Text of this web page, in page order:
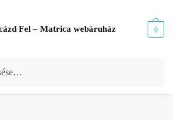
0
matrica